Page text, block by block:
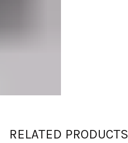
RELATED PRODUCTS